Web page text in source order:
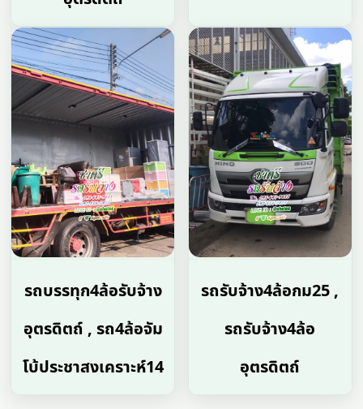
รถบรรทุก4ล้อรับจ้าง
อุตรดิตถ์ , รถ4ล้อจัม
โบ้ประชาสงเคราะห์14
รถรับจ้าง4ล้อกม25 ,
รถรับจ้าง4ล้อ
อุตรดิตถ์